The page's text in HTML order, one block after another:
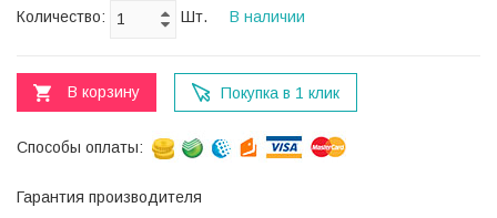
Количество: Шт. В наличии
В корзину Покупка в 1 клик
Способы оплаты:
Гарантия производителя